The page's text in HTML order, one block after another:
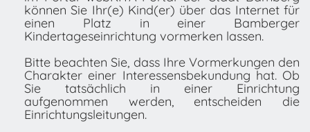
können Sie Ihr(e) Kind(er) über das Internet für
einen Platz in einer Bamberger
Kindertageseinrichtung vormerken lassen.
Bitte beachten Sie, dass Ihre Vormerkungen den
Charakter einer Interessensbekundung hat. Ob
Sie tatsächlich in einer Einrichtung
aufgenommen werden, entscheiden die
Einrichtungsleitungen.